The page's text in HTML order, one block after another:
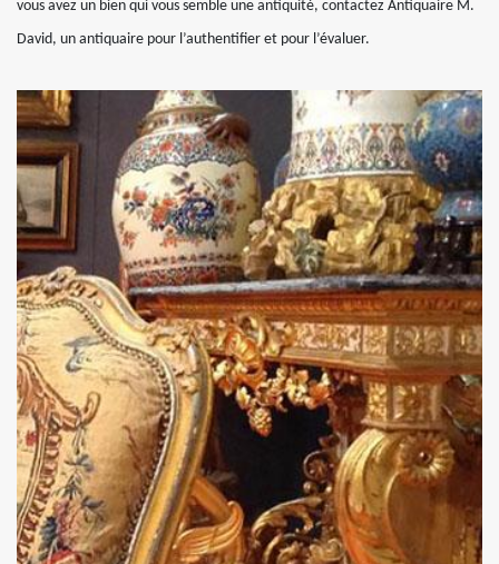
vous avez un bien qui vous semble une antiquité, contactez Antiquaire M.
David, un antiquaire pour l’authentifier et pour l’évaluer.